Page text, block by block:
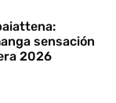
sensación
2026